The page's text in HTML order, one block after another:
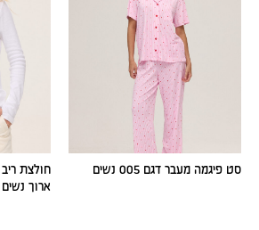
סט פיגמה מעבר דגם 005 נשים
ארוך נשים